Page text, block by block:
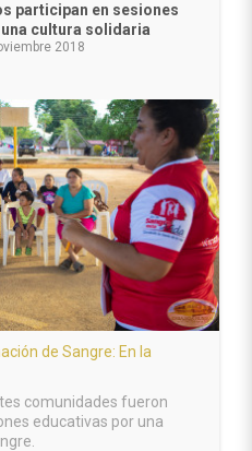
participan en sesiones
cultura solidaria
2018
de Sangre: En la
comunidades fueron
educativas por una